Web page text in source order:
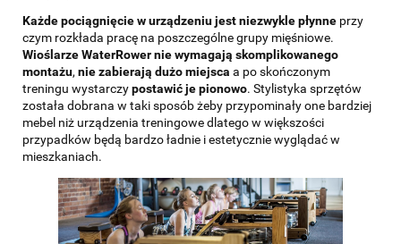
Każde pociągnięcie w urządzeniu jest niezwykle płynne przy
czym rozkłada pracę na poszczególne grupy mięśniowe.
Wioślarze WaterRower nie wymagają skomplikowanego
montażu, nie zabierają dużo miejsca a po skończonym
treningu wystarczypostawić je pionowo. Stylistyka sprzętów
została dobrana w taki sposób żeby przypominały one bardziej
mebel niż urządzenia treningowe dlatego w większości
przypadków będą bardzo ładnie i estetycznie wyglądać w
mieszkaniach.